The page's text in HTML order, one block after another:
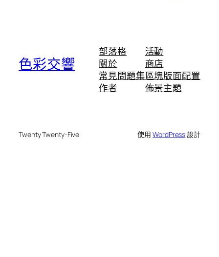
色彩交響
部落格
關於
常見問題集
作者
活動
商店
區塊版面配置
佈景主題
Twenty Twenty-Five 使用WordPress設計